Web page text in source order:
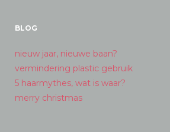
BLOG
nieuw jaar, nieuwe baan?
vermindering plastic gebruik
5 haarmythes, wat is waar?
merry christmas